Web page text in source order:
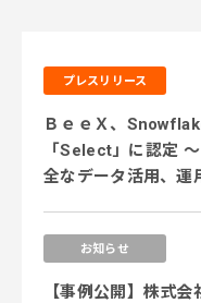
プレスリリース
ＢｅｅＸ、
「Select」に認定
全なデータ活用、運
お知らせ
【事例公開】株式